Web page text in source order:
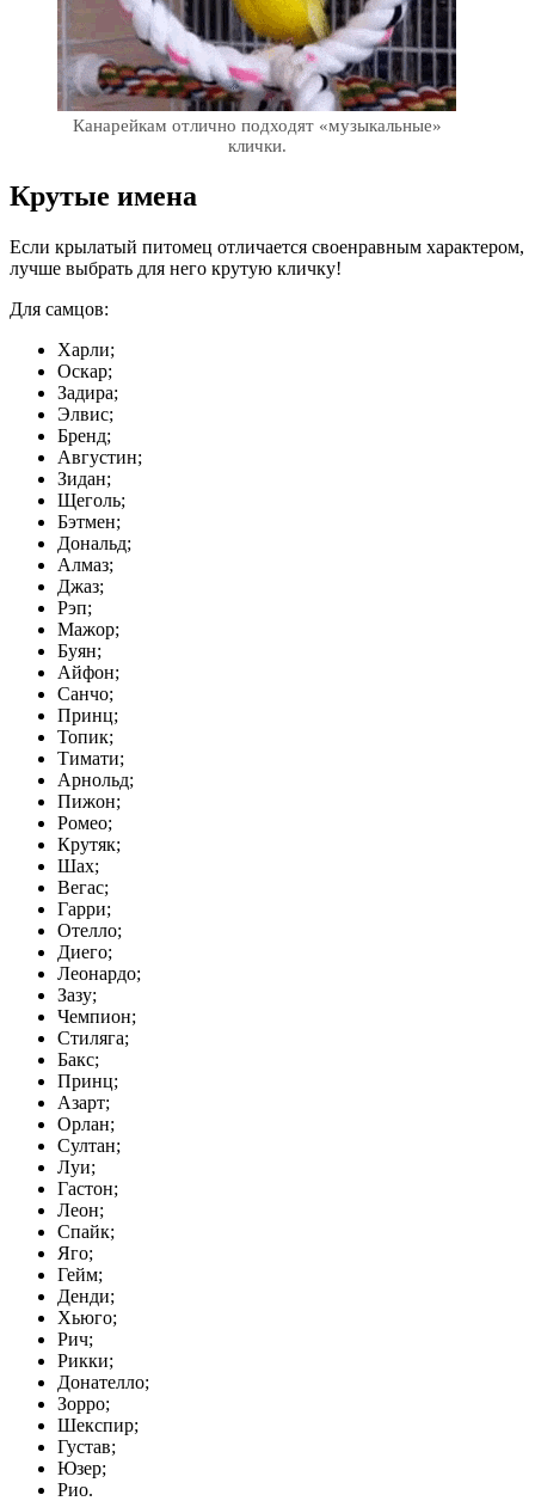
Канарейкам отлично подходят «музыкальные»
клички.
Крутые имена
Если крылатый питомец отличается своенравным характером,
лучше выбрать для него крутую кличку!
Для самцов:
Харли;
Оскар;
Задира;
Элвис;
Бренд;
Августин;
Зидан;
Щеголь;
Бэтмен;
Дональд;
Алмаз;
Джаз;
Рэп;
Мажор;
Буян;
Айфон;
Санчо;
Принц;
Топик;
Тимати;
Арнольд;
Пижон;
Ромео;
Крутяк;
Шах;
Вегас;
Гарри;
Отелло;
Диего;
Леонардо;
Зазу;
Чемпион;
Стиляга;
Бакс;
Принц;
Азарт;
Орлан;
Султан;
Луи;
Гастон;
Леон;
Спайк;
Яго;
Гейм;
Денди;
Хьюго;
Рич;
Рикки;
Донателло;
Зорро;
Шекспир;
Густав;
Юзер;
Рио.